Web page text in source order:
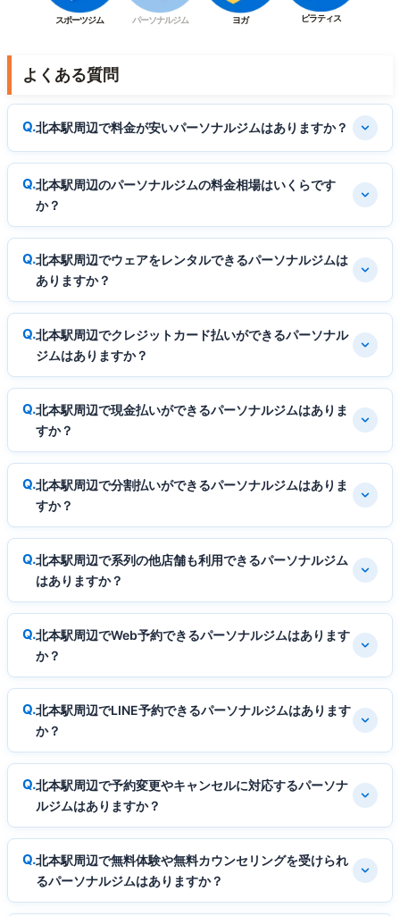
スポーツジム パーソナルジム ヨガ ピラティス
よくある質問
北本駅周辺で料金が安いパーソナルジムはありますか？
北本駅周辺のパーソナルジムの料金相場はいくらです
か？
北本駅周辺でウェアをレンタルできるパーソナルジムは
ありますか？
北本駅周辺でクレジットカード払いができるパーソナル
ジムはありますか？
北本駅周辺で現金払いができるパーソナルジムはありま
すか？
北本駅周辺で分割払いができるパーソナルジムはありま
すか？
北本駅周辺で系列の他店舗も利用できるパーソナルジム
はありますか？
北本駅周辺でWeb予約できるパーソナルジムはあります
か？
北本駅周辺でLINE予約できるパーソナルジムはあります
か？
北本駅周辺で予約変更やキャンセルに対応するパーソナ
ルジムはありますか？
北本駅周辺で無料体験や無料カウンセリングを受けられ
るパーソナルジムはありますか？